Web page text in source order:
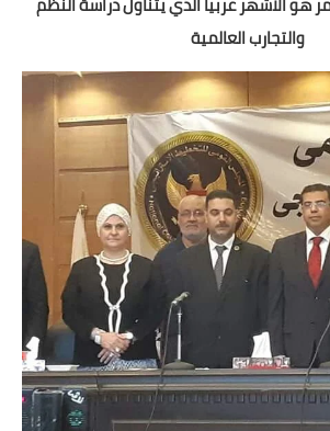
والتجارب العالمية